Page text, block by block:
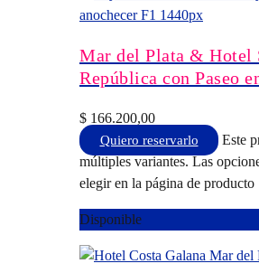
Mar del Plata & Hotel
República con Paseo
$ 166.200,00
Quiero reservarlo
Este
múltiples variantes. Las
elegir en la página de producto
Disponible